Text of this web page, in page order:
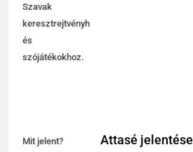
Szavak
keresztrejtvényhez
és
szójátékokhoz.
Mit jelent?
Attasé jelentése